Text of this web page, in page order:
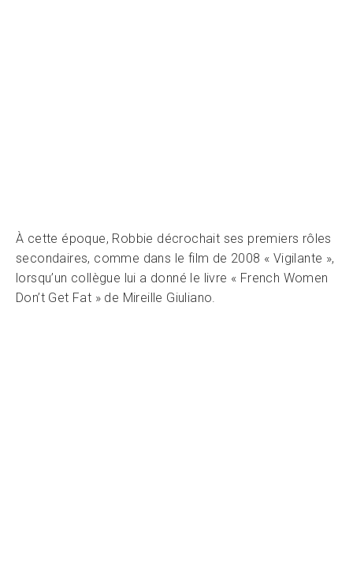
À cette époque, Robbie décrochait ses premiers rôles
secondaires, comme dans le film de 2008 « Vigilante »,
lorsqu’un collègue lui a donné le livre « French Women
Don’t Get Fat » de Mireille Giuliano.